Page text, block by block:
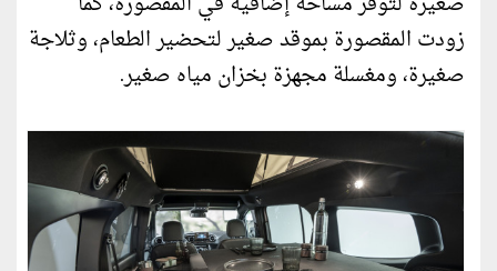
زودت المقصورة بموقد صغير لتحضير الطعام، وثلاجة
صغيرة، ومغسلة مجهزة بخزان مياه صغير.